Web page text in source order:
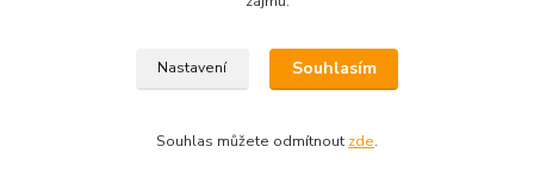
Nastavení Souhlasím
Souhlas můžete odmítnout zde.